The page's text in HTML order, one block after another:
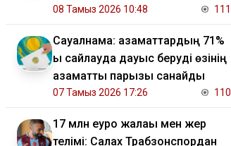
08 Тамыз 2026 10:48 111
Сауалнама: азаматтардың 71%
ы сайлауда дауыс беруді өзінің
азаматтық парызы санайды
07 Тамыз 2026 17:26 110
17 млн еуро жалақы мен жер
телімі: Салах Трабзонспордан